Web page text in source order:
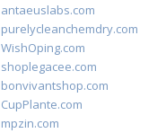
antaeuslabs.com
purelycleanchemdry.com
WishOping.com
shoplegacee.com
bonvivantshop.com
CupPlante.com
mpzin.com